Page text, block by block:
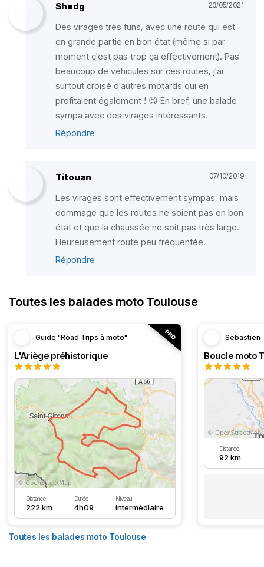
Shedg 23/05/2021
Des virages très funs, avec une route qui est
en grande partie en bon état (même si par
moment c'est pas trop ça effectivement). Pas
beaucoup de véhicules sur ces routes, j'ai
surtout croisé d'autres motards qui en
profitaient également ! 😉 En bref, une balade
sympa avec des virages intéressants.
Répondre
Titouan 07/10/2019
Les virages sont effectivement sympas, mais
dommage que les routes ne soient pas en bon
état et que la chaussée ne soit pas très large.
Heureusement route peu fréquentée.
Répondre
Toutes les balades moto Toulouse
Guide "Road Trips à moto"
L'Ariège préhistorique
Distance
222 km
Durée
4h09
Niveau
Intermédiaire
Sebastien
Distance
92 km
Toutes les balades moto Toulouse